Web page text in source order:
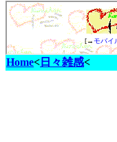
Home< 日々雑感<